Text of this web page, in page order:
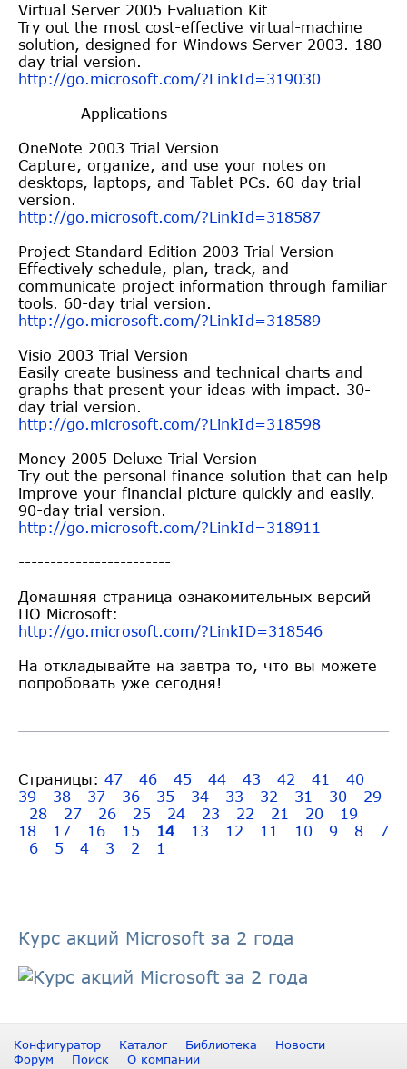
Virtual Server 2005 Evaluation Kit
Try out the most cost-effective virtual-machine
solution, designed for Windows Server 2003. 180-
day trial version.
http://go.microsoft.com/?LinkId=319030
--------- Applications ---------
OneNote 2003 Trial Version
Capture, organize, and use your notes on
desktops, laptops, and Tablet PCs. 60-day trial
version.
http://go.microsoft.com/?LinkId=318587
Project Standard Edition 2003 Trial Version
Effectively schedule, plan, track, and
communicate project information through familiar
tools. 60-day trial version.
http://go.microsoft.com/?LinkId=318589
Visio 2003 Trial Version
Easily create business and technical charts and
graphs that present your ideas with impact. 30-
day trial version.
http://go.microsoft.com/?LinkId=318598
Money 2005 Deluxe Trial Version
Try out the personal finance solution that can help
improve your financial picture quickly and easily.
90-day trial version.
http://go.microsoft.com/?LinkId=318911
------------------------
Домашняя страница ознакомительных версий
ПО Microsoft:
http://go.microsoft.com/?LinkID=318546
На откладывайте на завтра то, что вы можете
попробовать уже сегодня!
Страницы: 47 46 45 44 43 42 41
40
39
38 37 36 35 34 33 32 31 30
29
28
27 26 25 24 23 22 21 20
19
18
17 16 15 14 13 12 11 10 9 8
7
6
5 4 3 2 1
Курс акций Microsoft за 2 года
Конфигуратор Каталог Библиотека
Новости
Форум
Поиск О компании